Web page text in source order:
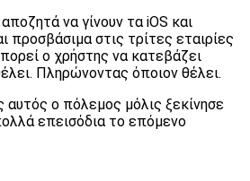
να γίνουν τα iOS και
προσβάσιμα στις τρίτες εταιρίες
ο χρήστης να κατεβάζει
Πληρώνοντας όποιον θέλει.
αυτός ο πόλεμος μόλις ξεκίνησε
επεισόδια το επόμενο